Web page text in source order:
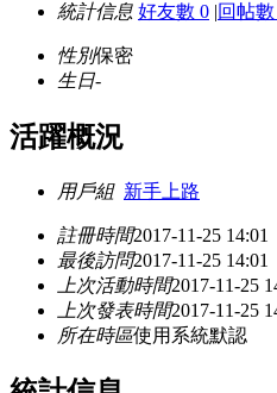
統計信息 好友數 0 |回帖數
性別保密
生日-
活躍概況
用戶組 新手上路
註冊時間2017-11-25 14:01
最後訪問2017-11-25 14:01
上次活動時間2017-11-25
上次發表時間2017-11-25
所在時區使用系統默認